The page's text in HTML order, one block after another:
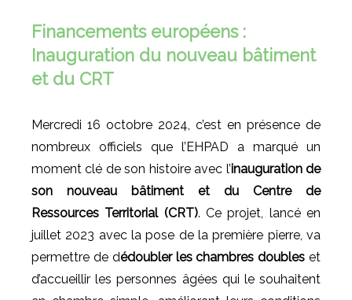
EHPAD Le
Financements européens :
Inauguration du nouveau bâtiment
et du CRT
Mercredi 16 octobre 2024, c’est en présence de
nombreux officiels que l’EHPAD a marqué un
moment clé de son histoire avec l’inauguration de
son nouveau bâtiment et du Centre de
Ressources Territorial (CRT). Ce projet, lancé en
juillet 2023 avec la pose de la première pierre, va
permettre de dédoubler les chambres doubles et
d’accueillir les personnes âgées qui le souhaitent